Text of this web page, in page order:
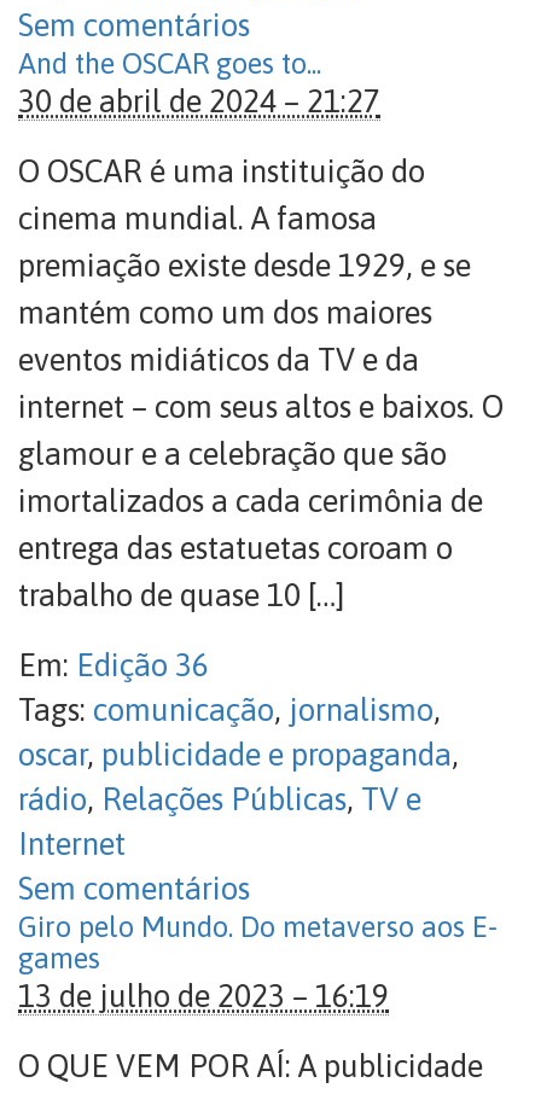
Sem comentários
And the OSCAR goes to...
30 de abril de 2024 – 21:27
O OSCAR é uma instituição do
cinema mundial. A famosa
premiação existe desde 1929, e se
mantém como um dos maiores
eventos midiáticos da TV e da
internet – com seus altos e baixos. O
glamour e a celebração que são
imortalizados a cada cerimônia de
entrega das estatuetas coroam o
trabalho de quase 10 […]
Em: Edição 36
Tags: comunicação, jornalismo,
oscar, publicidade e propaganda,
rádio, Relações Públicas, TV e
Internet
Sem comentários
Giro pelo Mundo. Do metaverso aos E-
games
13 de julho de 2023 – 16:19
O QUE VEM POR AÍ: A publicidade